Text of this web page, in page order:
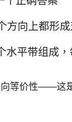
方向上都形
水平带组成
等价性——这